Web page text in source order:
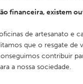
financeira, existem
de artesanato e
que o resgate
contribuir
a nossa sociedade.